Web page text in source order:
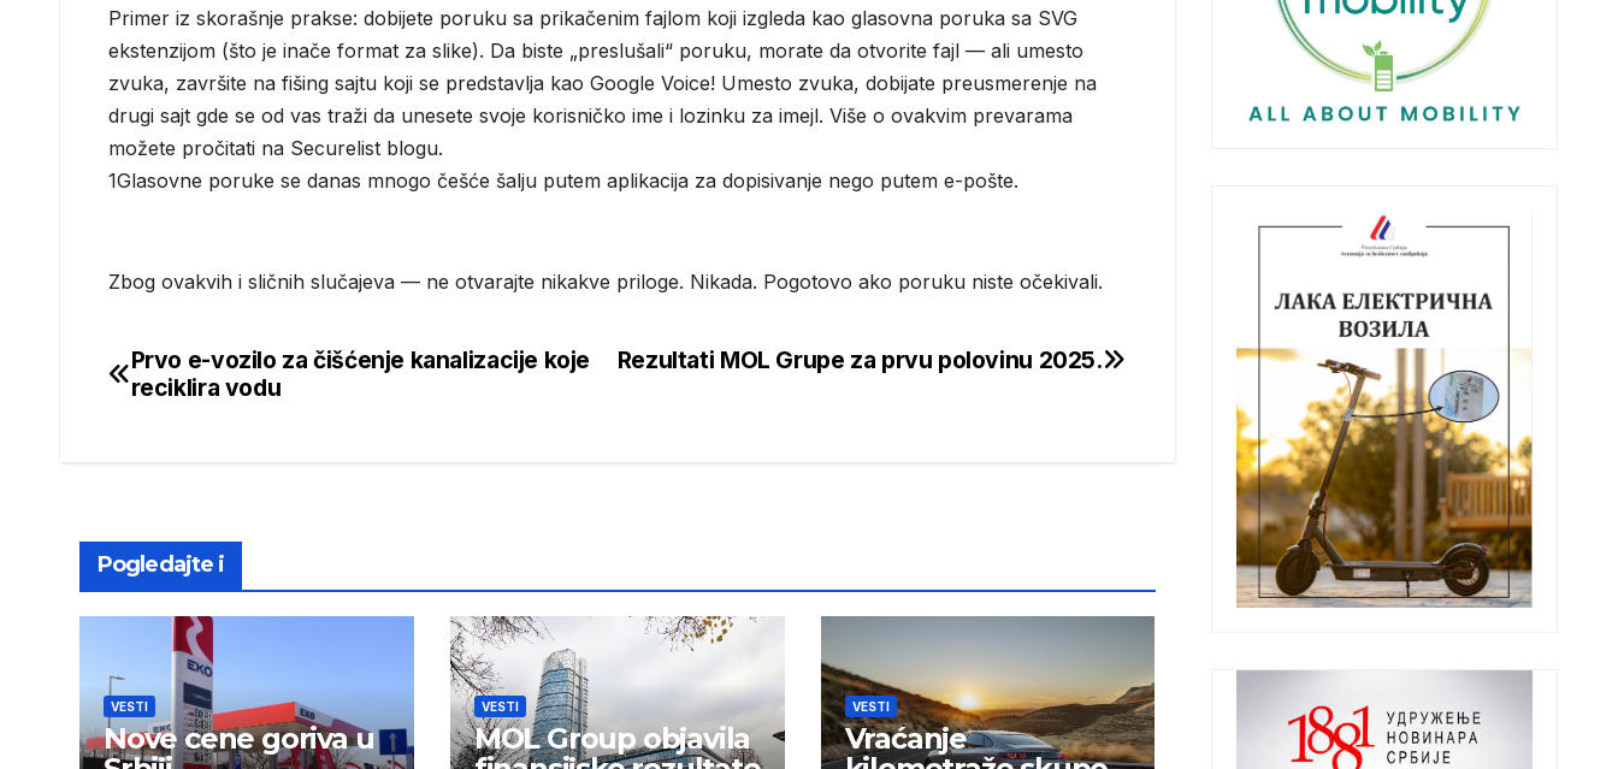
Primer iz skorašnje prakse: dobijete poruku sa prikačenim fajlom koji izgleda kao glasovna poruka sa SVG
ekstenzijom (što je inače format za slike). Da biste „preslušali“ poruku, morate da otvorite fajl — ali umesto
zvuka, završite na fišing sajtu koji se predstavlja kao Google Voice! Umesto zvuka, dobijate preusmerenje na
drugi sajt gde se od vas traži da unesete svoje korisničko ime i lozinku za imejl. Više o ovakvim prevarama
možete pročitati na Securelist blogu.
1Glasovne poruke se danas mnogo češće šalju putem aplikacija za dopisivanje nego putem e-pošte.
Zbog ovakvih i sličnih slučajeva — ne otvarajte nikakve priloge. Nikada. Pogotovo ako poruku niste očekivali.
Post
Rezultati MOL Grupe za prvu polovinu 2025.
Prvo e-vozilo za čišćenje kanalizacije koje
reciklira vodu
Pogledajte i
VESTI
Nove cene goriva u
VESTI
MOL Group objavila
VESTI
Vraćanje